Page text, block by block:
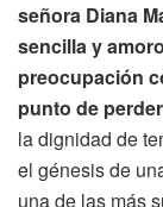
señora Diana
sencilla y
preocupación
punto de
la dignidad de
el génesis de
una de las más